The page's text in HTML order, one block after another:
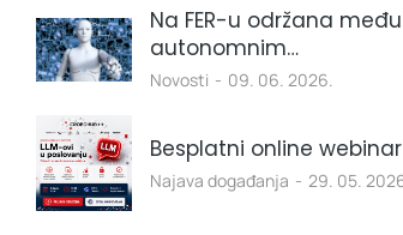
Na FER-u održana
autonomnim…
Novosti 09. 06. 2026.
Besplatni online
Najava događanja 29. 05.